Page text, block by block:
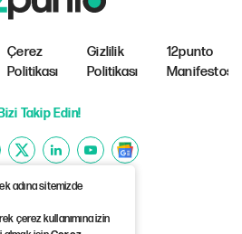
adına sitemizde
çerez kullanımına izin
Çerez
Politikası
Gizlilik
Politikası
12punto
Manifestosu
Bizi Takip Edin!
2026 12punto